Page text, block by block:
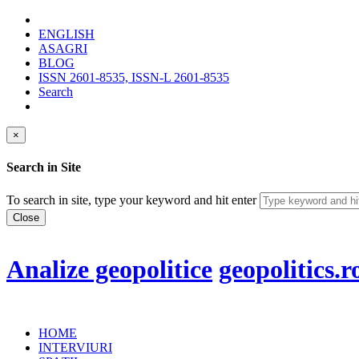
ENGLISH
ASAGRI
BLOG
ISSN 2601-8535, ISSN-L 2601-8535
Search
×
Search in Site
To search in site, type your keyword and hit enter
Close
Analize geopolitice
HOME
INTERVIURI